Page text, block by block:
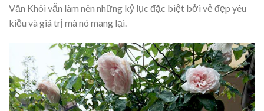
Văn Khôi vẫn làm nên những kỷ lục đặc biệt bởi vẻ đẹp yêu
kiều và giá trị mà nó mang lại.